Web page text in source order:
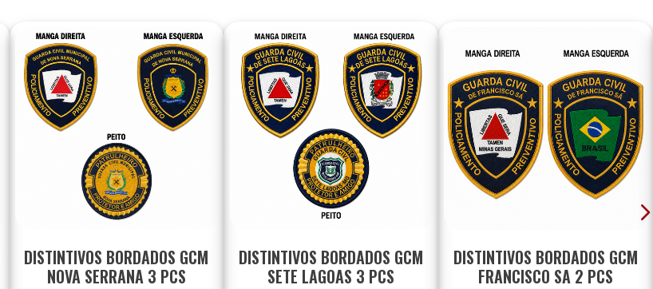
DISTINTIVOS BORDADOS GCM
NOVA SERRANA 3 PCS
DISTINTIVOS BORDADOS GCM
SETE LAGOAS 3 PCS
DISTINTIVOS BORDADOS GCM
FRANCISCO SA 2 PCS